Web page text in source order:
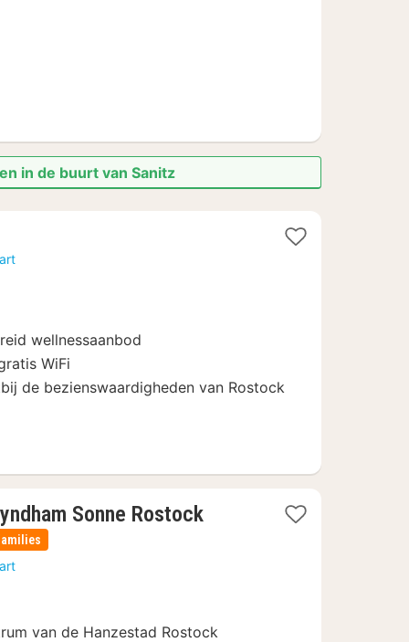
in de buurt van Sanitz
wellnessaanbod
WiFi
de bezienswaardigheden van Rostock
Sonne Rostock1
van de Hanzestad Rostock